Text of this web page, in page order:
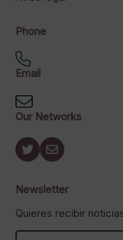
Phone
Email
Our Networks
Newsletter
Quieres recibir